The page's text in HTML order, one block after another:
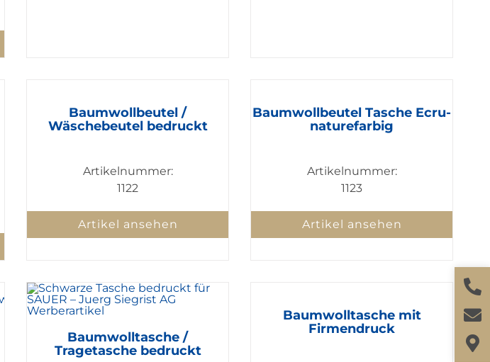
Baumwollbeutel /
Wäschebeutel bedruckt
Artikelnummer:
1122
Artikel ansehen
Baumwollbeutel Tasche Ecru-
naturefarbig
Artikelnummer:
1123
Artikel ansehen
Baumwolltasche /
Tragetasche bedruckt
Baumwolltasche mit
Firmendruck